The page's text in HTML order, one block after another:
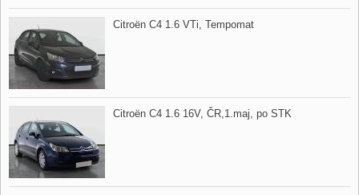
Citroën C4 1.6 VTi,​ Tempomat
Citroën C4 1.6 16V,​ ČR,​1.maj,​ po STK